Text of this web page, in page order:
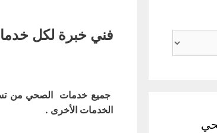
فني خبرة لكل
جميع خدمات الصحي من
الخدمات الأخرى .